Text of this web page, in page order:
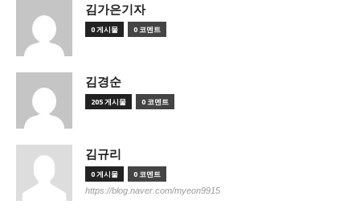
김가은기자
0 게시물 0 코멘트
김경순
205 게시물 0 코멘트
김규리
0 게시물 0 코멘트
https://blog.naver.com/myeon9915